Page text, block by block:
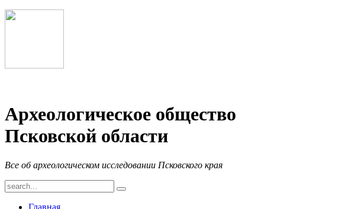
Археологическое общество
Псковской области
Все об археологическом исследовании Псковского края
Главная